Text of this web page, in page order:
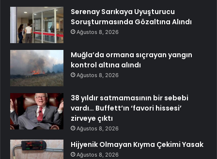
Serenay Sarıkaya Uyuşturucu
Soruşturmasında Gözaltına Alındı
Ağustos 8, 2026
Muğla’da ormana sıçrayan yangın
kontrol altına alındı
Ağustos 8, 2026
38 yıldır satmamasının bir sebebi
vardı… Buffett’ın ‘favori hissesi’
zirveye çıktı
Ağustos 8, 2026
Hijyenik Olmayan Kıyma Çekimi Yasak
Ağustos 8, 2026